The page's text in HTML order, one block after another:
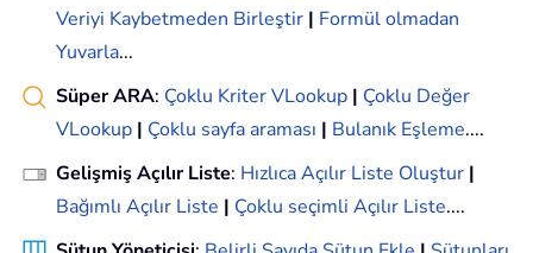
Veriyi Kaybetmeden Birleştir | Formül olmadan
Yuvarla...
Süper ARA: Çoklu Kriter VLookup | Çoklu Değer
VLookup | Çoklu sayfa araması | Bulanık Eşleme....
Gelişmiş Açılır Liste: Hızlıca Açılır Liste Oluştur |
Bağımlı Açılır Liste | Çoklu seçimli Açılır Liste....